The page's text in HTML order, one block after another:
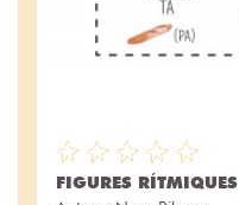
FIGURES RÍTMIQUES